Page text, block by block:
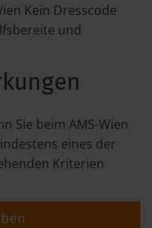
Kein Dresscode
und
Sie beim AMS-Wien
eines der
Kriterien